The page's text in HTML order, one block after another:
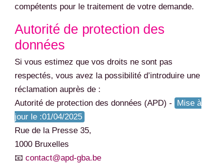
compétents pour le traitement de votre demande.
Autorité de protection des
données
Si vous estimez que vos droits ne sont pas
respectés, vous avez la possibilité d’introduire une
réclamation auprès de :
Autorité de protection des données (APD) -
Mise à
jour le :01/04/2025
Rue de la Presse 35,
1000 Bruxelles
📧 contact@apd-gba.be